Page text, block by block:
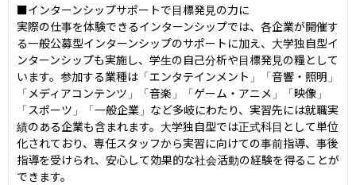
■インターンシップサポートで目標発見の力に
実際の仕事を体験できるインターンシップでは、各企業が開催す
る一般公募型インターンシップのサポートに加え、大学独自型イ
ンターンシップも実施し、学生の自己分析や目標発見の糧として
います。参加する業種は「エンタテインメント」「音響・照明」
「メディアコンテンツ」「音楽」「ゲーム・アニメ」「映像」
「スポーツ」「一般企業」など多岐にわたり、実習先には就職実
績のある企業も含まれます。大学独自型では正式科目として単位
化されており、専任スタッフから実習に向けての事前指導、事後
指導を受けられ、安心して効果的な社会活動の経験を得ることが
できます。